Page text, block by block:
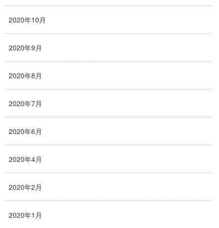
2020年10月
2020年9月
2020年8月
2020年7月
2020年6月
2020年4月
2020年2月
2020年1月